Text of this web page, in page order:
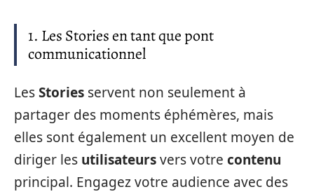
1. Les Stories en tant que pont
communicationnel
LesStories servent non seulement à
partager des moments éphémères, mais
elles sont également un excellent moyen de
diriger les utilisateursvers votre contenu
principal. Engagez votre audience avec des